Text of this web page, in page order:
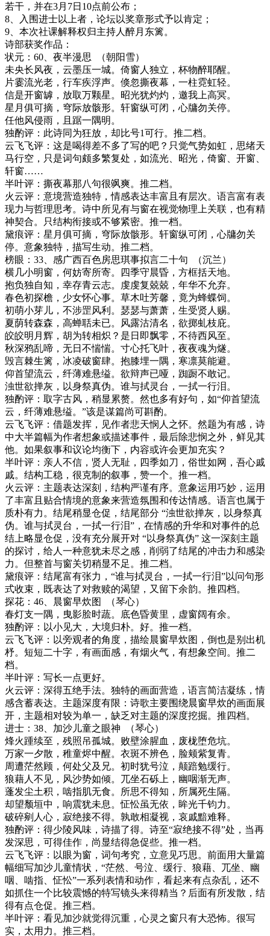
若干，并在3月 7日 10点前公布；
8 、入围进士以上者，论坛以奖章形式予以肯定；
9 、本次社课解释权归主持人醉月东篱。
诗部获奖作品：
状元： 60 、夜半漫思
（朝阳雪）
未央长风夜，云墨压一城。倚窗人独立，杯物醉耶醒。
片霎流光老，行车疾浮声。倏忽撕夜幕，一柱霓虹轻。
信是开窗罅，放取万颗星。昭光犹灼灼，邀我上高冥。
星月俱可摘，穹际放骸形。轩窗纵可闭，心牗勿关停。
任他风侵雨，且踞一隅明。
独酌评：此诗同为狂放，却比号1可行。推二档。
云飞飞评： 这是喝得差不多了写的吧？只觉气势如虹，思绪天
马行空，只是词句颇多繁复处，如流光、昭光，倚窗、开窗、
轩窗……
半叶评：撕夜幕那八句很飒爽。推二档。
火云评：意境营造独特，情感表达丰富且有层次。语言富有表
现力与哲理思考。诗中所见有与窗在视觉物理上关联，也有精
神契合。只结构衔接或不够紧密。推一档。
黛痕评：星月俱可摘，穹际放骸形。轩窗纵可闭，心牗勿关
停。意象独特，描写生动。推二档。
榜眼： 33 、感广西百色房思琪事拟言二十句
（沉兰）
横几小明窗，何妨寄所寄。四季守晨昏，方框括天地。
抱负独自知，幸存青云志。虔虔复兢兢，年华不允弃。
春色初探檐，少女怀心事。草木吐芳馨，竟为蜂蝶饲。
初萌小芽儿，不涉罡风利。瑟瑟与萧萧，生受贤人赐。
夏荫转森森，高蝉聒未已。风露沽清名，欲掷虬枝庇。
皎皎明月辉，胡为转相炽？是日即飘零，不待西风至。
秋深鸦乱啼，无日不惴惴。寸心托飞叶，夜夜魂为燧。
毁言棘生篱，冰凌破窗肆。抱膝埋一隅，寒凛莫能避。
仰首望流云，纤薄难悬缢。欲辩声已哑，踟蹰不敢记。
浊世欲掸灰，以身祭真伪。谁与拭灵台，一拭一行泪。
独酌评： 取字古风，稍显累赘。然也多有好句，如“仰首望流
云，纤薄难悬缢。”该是谋篇尚可斟酌。
云飞飞评：借题发挥，见作者悲天悯人之怀。然题为有感，诗
中大半篇幅为作者想象或描述事件，最后除悲悯之外，鲜见其
他。如果叙事和议论均衡下，内容或许会更加充实？
半叶评：亲人不信，贤人无耻，四季如刀，俗世如网，吾心戚
戚。结构工稳，很克制的叙事，赞一个。推一档。
火云评： 主题表达深刻，结构严谨有序。意象运用巧妙，运用
了丰富且贴合情境的意象来营造氛围和传达情感。语言也属于
质朴有力。结尾稍显仓促，结尾部分 “浊世欲掸灰，以身祭真
伪。谁与拭灵台，一拭一行泪”，在情感的升华和对事件的总
结上略显仓促，没有充分展开对 “以身祭真伪” 这一深刻主题
的探讨，给人一种意犹未尽之感，削弱了结尾的冲击力和感染
力。但整首与窗关切稍显不足。 推二档。
黛痕评： 结尾富有张力， “谁与拭灵台，一拭一行泪”以问句形
式收束，既表达了对救赎的渴望，又留下余韵。推四档。
探花： 46 、晨窗早炊图
（琴心）
春灯支一隅，曳影脍时蔬。底色昏黄里，虚窗阔有余。
独酌评：以小见大，大境归朴。好。推一档。
云飞飞评：以旁观者的角度，描绘晨窗早炊图，倒也是别出机
杼。短短二十字，有画面感，有烟火气，有想象空间。推二
档。
半叶评：写长一点更好。
火云评：深得五绝手法。独特的画面营造，语言简洁凝练，情
感含蓄表达。主题深度有限：诗歌主要围绕晨窗早炊的画面展
开，主题相对较为单一，缺乏对主题的深度挖掘。推四档。
进士： 38 、加沙儿童之眼神
（琴心）
烽火踵续至，残照吊孤城。败壁涂腥血，废栊堕危坑。
万家一夕散，稚童烬中醒。衣斑不辨色，脸颊紫复青。
周遭茫然顾，何处父及兄。初时犹号泣，颠踣勉缓行。
狼藉人不见，风沙势如倾。兀坐石砾上，幽咽渐无声。
蓬发尘土积，啮指肌无食。所思不得知，所属死生隔。
却望颓垣中，响震犹未息。怔忪虽无依，眸光千钧力。
破碎剜人心，寂绝接不得。孰敢相凝视，哀戚黯难释。
独酌评： 得少陵风味，诗描了得。诗至“寂绝接不得”处，当再
发深思，可得佳作，尚显结得急促些。 推一档。
云飞飞评： 以眼为窗，词句考究，立意见巧思。前面用大量篇
幅细写加沙儿童情状， “茫然、号泣、缓行、狼藉、兀坐、幽
咽、啮指、怔忪”一系列表情和动作，看起来有点杂乱，还不
如抓住一个比较震憾的特写镜头来得精当？后面有所发散，结
得有点仓促。 推三档。
半叶评：看见加沙就觉得沉重，心灵之窗只有大恐怖。很写
实，太用力。推三档。